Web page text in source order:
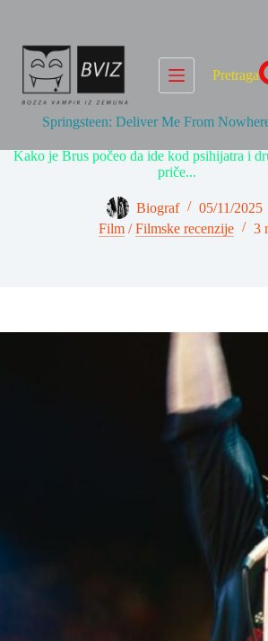
Pretraga
Springsteen: Deliver Me From
Kako je Brus počeo da ide kod psihijatra i
priče...
Biograf
05/11/2025
Film/Filmske recenzije 3